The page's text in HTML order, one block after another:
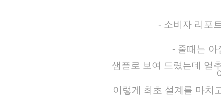
- 소비자 리포
- 줄때는 아
샘플로 보여 드렸는데 얼
이렇게 최초 설계를 마치